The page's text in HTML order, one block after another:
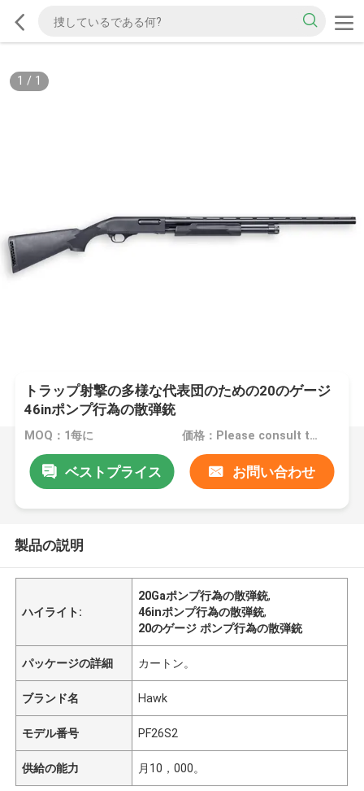
1 / 1
トラップ射撃の多様な代表団のための20のゲージ
46inポンプ行為の散弾銃
MOQ：1每に 価格：Please consult the sales representative for details.
ベストプライス お問い合わせ
製品の説明
ハイライト:
20Gaポンプ行為の散弾銃,
46inポンプ行為の散弾銃,
20のゲージ ポンプ行為の散弾銃
パッケージの詳細 カートン。
ブランド名 Hawk
モデル番号 PF26S2
供給の能力 月10，000。